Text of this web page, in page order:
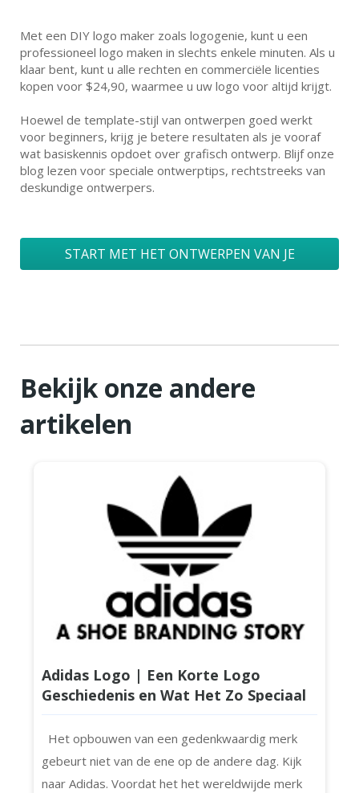
Met een DIY logo maker zoals logogenie, kunt u een
professioneel logo maken in slechts enkele minuten. Als u
klaar bent, kunt u alle rechten en commerciële licenties
kopen voor $24,90, waarmee u uw logo voor altijd krijgt.
Hoewel de template-stijl van ontwerpen goed werkt
voor beginners, krijg je betere resultaten als je vooraf
wat basiskennis opdoet over grafisch ontwerp. Blijf onze
blog lezen voor speciale ontwerptips, rechtstreeks van
deskundige ontwerpers.
START MET HET ONTWERPEN VAN JE
Bekijk onze andere
artikelen
Adidas Logo | Een Korte Logo
Geschiedenis en Wat Het Zo Speciaal
Maakt
Het opbouwen van een gedenkwaardig merk
gebeurt niet van de ene op de andere dag. Kijk
naar Adidas. Voordat het het wereldwijde merk